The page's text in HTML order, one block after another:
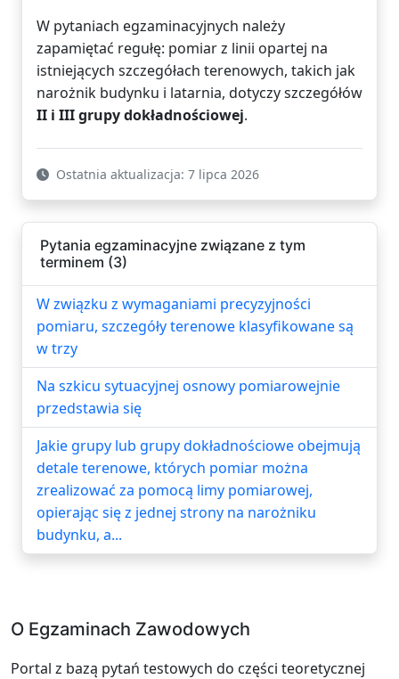
W pytaniach egzaminacyjnych należy
zapamiętać regułę: pomiar z linii opartej na
istniejących szczegółach terenowych, takich jak
narożnik budynku i latarnia, dotyczy szczegółów
II i III grupy dokładnościowej.
Ostatnia aktualizacja: 7 lipca 2026
Pytania egzaminacyjne związane z tym
terminem (3)
W związku z wymaganiami precyzyjności
pomiaru, szczegóły terenowe klasyfikowane są
w trzy
Na szkicu sytuacyjnej osnowy pomiarowejnie
przedstawia się
Jakie grupy lub grupy dokładnościowe obejmują
detale terenowe, których pomiar można
zrealizować za pomocą limy pomiarowej,
opierając się z jednej strony na narożniku
budynku, a...
O Egzaminach Zawodowych
Portal z bazą pytań testowych do części teoretycznej